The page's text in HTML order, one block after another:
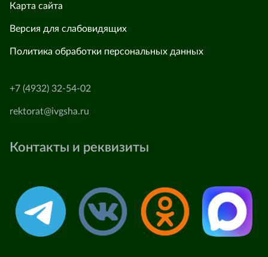
Карта сайта
Версия для слабовидящих
Политика обработки персональных данных
+7 (4932) 32-54-02
rektorat@ivgsha.ru
Контакты и реквизиты